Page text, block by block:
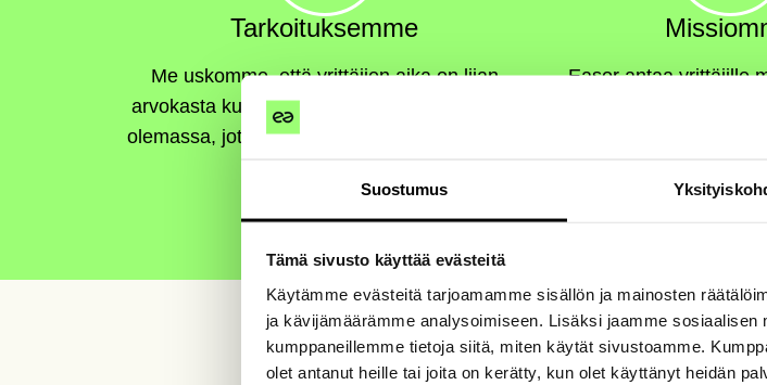
Suostumus
Tämä sivusto käyttää evästeitä
Käytämme evästeitä tarjoamamme sisällön ja mainosten
ja kävijämäärämme analysoimiseen. Lisäksi jaamme sosiaalisen
kumppaneillemme tietoja siitä, miten käytät sivustoamme.
olet antanut heille tai joita on kerätty, kun olet käyttänyt heidän
Tarkoituksemme
Me uskomme, että yrittäjien aika on liian
arvokasta kulutettavaksi rutiineihin. Easor on
olemassa, jotta yrittäjät voivat tehdä sitä, mitä
Easor antaa yrittäjille